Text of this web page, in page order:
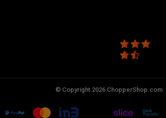
© Copyright 2026 ChopperShop.com